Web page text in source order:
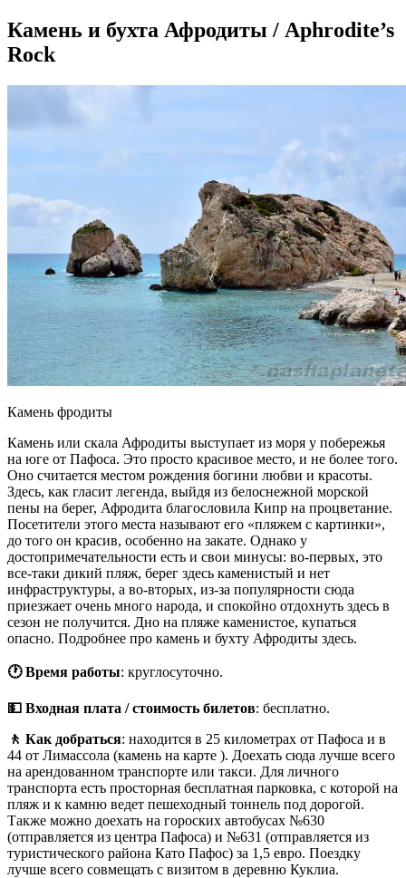
Камень и бухта Афродиты / Aphrodite’s
Rock
Камень фродиты
Камень или скала Афродиты выступает из моря у побережья
на юге от Пафоса. Это просто красивое место, и не более того.
Оно считается местом рождения богини любви и красоты.
Здесь, как гласит легенда, выйдя из белоснежной морской
пены на берег, Афродита благословила Кипр на процветание.
Посетители этого места называют его «пляжем с картинки»,
до того он красив, особенно на закате. Однако у
достопримечательности есть и свои минусы: во-первых, это
все-таки дикий пляж, берег здесь каменистый и нет
инфраструктуры, а во-вторых, из-за популярности сюда
приезжает очень много народа, и спокойно отдохнуть здесь в
сезон не получится. Дно на пляже каменистое, купаться
опасно. Подробнее про камень и бухту Афродиты здесь.
🕐 Время работы: круглосуточно.
💵 Входная плата / стоимость билетов: бесплатно.
🚶 Как добраться: находится в 25 километрах от Пафоса и в
44 от Лимассола (камень на карте ). Доехать сюда лучше всего
на арендованном транспорте или такси. Для личного
транспорта есть просторная бесплатная парковка, с которой на
пляж и к камню ведет пешеходный тоннель под дорогой.
Также можно доехать на гороских автобусах №630
(отправляется из центра Пафоса) и №631 (отправляется из
туристического района Като Пафос) за 1,5 евро. Поездку
лучше всего совмещать с визитом в деревню Куклиа.